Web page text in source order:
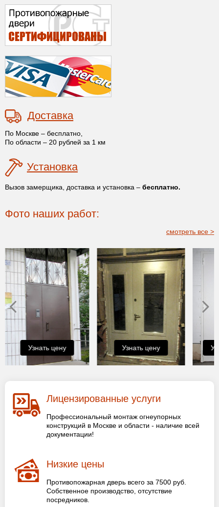
Доставка
По Москве – бесплатно,
По области – 20 рублей за 1 км
Установка
Вызов замерщика, доставка и установка – бесплатно.
Фото наших работ:
смотреть все >
Узнать цену Узнать цену
Лицензированные услуги
Профессиональный монтаж огнеупорных
конструкций в Москве и области - наличие всей
документации!
Низкие цены
Противопожарная дверь всего за 7500 руб.
Собственное производство, отсутствие
посредников.